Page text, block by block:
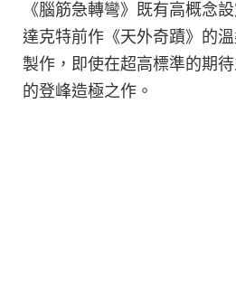
《腦筋急轉彎》既有高概念
達克特前作《天外奇蹟》的
製作，即使在超高標準的期
的登峰造極之作。